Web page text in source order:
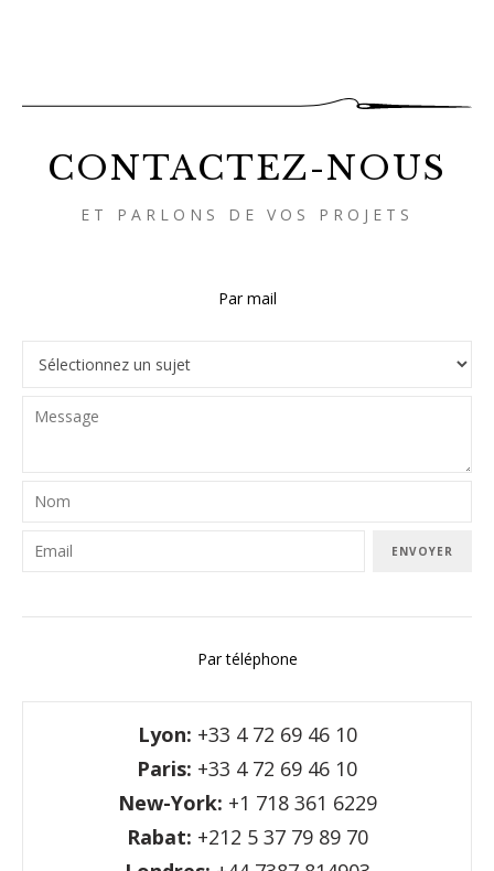
CONTACTEZ-NOUS
ET PARLONS DE VOS PROJETS
Par mail
ENVOYER
Par téléphone
Lyon: +33 4 72 69 46 10
Paris: +33 4 72 69 46 10
New-York: +1 718 361 6229
Rabat: +212 5 37 79 89 70